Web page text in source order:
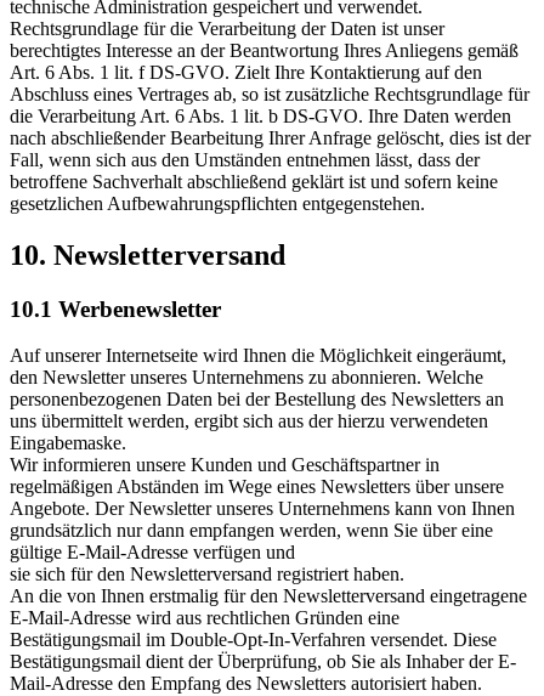
technische Administration gespeichert und verwendet.
Rechtsgrundlage für die Verarbeitung der Daten ist unser
berechtigtes Interesse an der Beantwortung Ihres Anliegens gemäß
Art. 6 Abs. 1 lit. f DS-GVO. Zielt Ihre Kontaktierung auf den
Abschluss eines Vertrages ab, so ist zusätzliche Rechtsgrundlage für
die Verarbeitung Art. 6 Abs. 1 lit. b DS-GVO. Ihre Daten werden
nach abschließender Bearbeitung Ihrer Anfrage gelöscht, dies ist der
Fall, wenn sich aus den Umständen entnehmen lässt, dass der
betroffene Sachverhalt abschließend geklärt ist und sofern keine
gesetzlichen Aufbewahrungspflichten entgegenstehen.
10. Newsletterversand
10.1 Werbenewsletter
Auf unserer Internetseite wird Ihnen die Möglichkeit eingeräumt,
den Newsletter unseres Unternehmens zu abonnieren. Welche
personenbezogenen Daten bei der Bestellung des Newsletters an
uns übermittelt werden, ergibt sich aus der hierzu verwendeten
Eingabemaske.
Wir informieren unsere Kunden und Geschäftspartner in
regelmäßigen Abständen im Wege eines Newsletters über unsere
Angebote. Der Newsletter unseres Unternehmens kann von Ihnen
grundsätzlich nur dann empfangen werden, wenn Sie über eine
gültige E-Mail-Adresse verfügen und
sie sich für den Newsletterversand registriert haben.
An die von Ihnen erstmalig für den Newsletterversand eingetragene
E-Mail-Adresse wird aus rechtlichen Gründen eine
Bestätigungsmail im Double-Opt-In-Verfahren versendet. Diese
Bestätigungsmail dient der Überprüfung, ob Sie als Inhaber der E-
Mail-Adresse den Empfang des Newsletters autorisiert haben.